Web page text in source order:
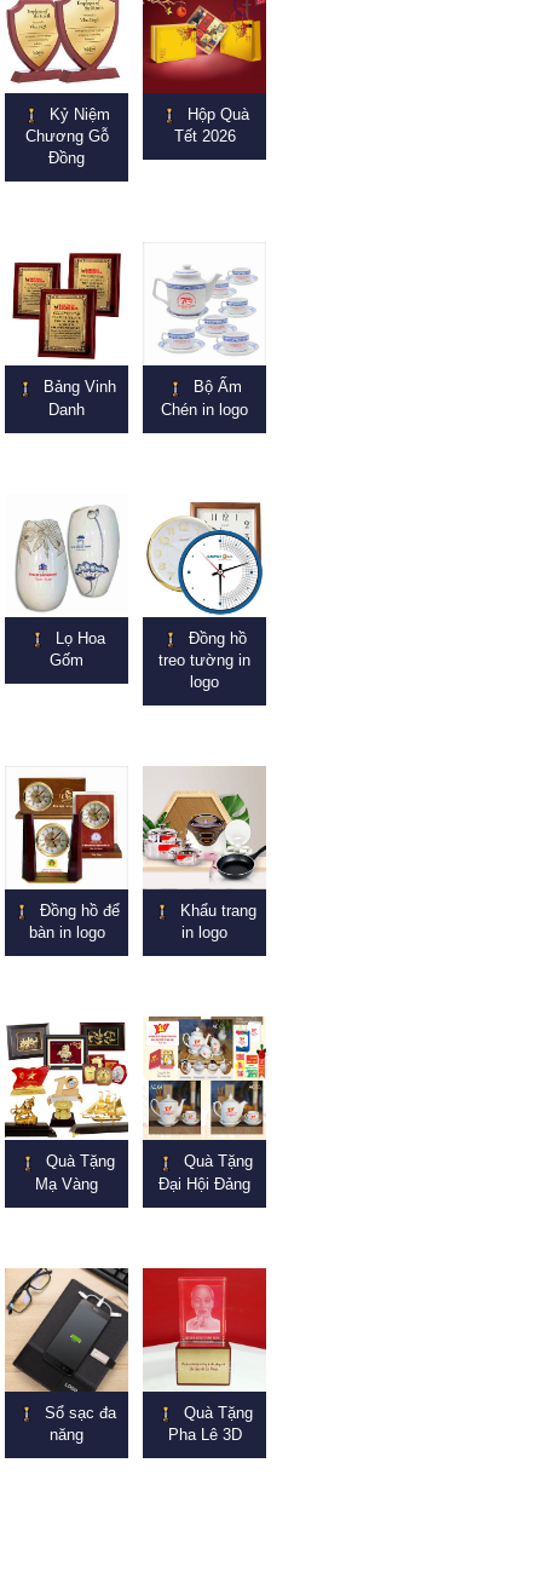
Kỷ Niệm
Chương Gỗ
Đồng
Hộp Quà
Tết 2026
Bảng Vinh
Danh
Bộ Ấm
Chén in logo
Lọ Hoa
Gốm
Đồng hồ
treo tường in
logo
Đồng hồ để
bàn in logo
Khẩu trang
in logo
Quà Tặng
Mạ Vàng
Quà Tặng
Đại Hội Đảng
Sổ sạc đa
năng
Quà Tặng
Pha Lê 3D